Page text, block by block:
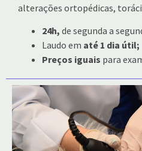
alterações ortopédicas,
24h, de segunda a
Laudo em até 1 dia útil;
Preços iguais para